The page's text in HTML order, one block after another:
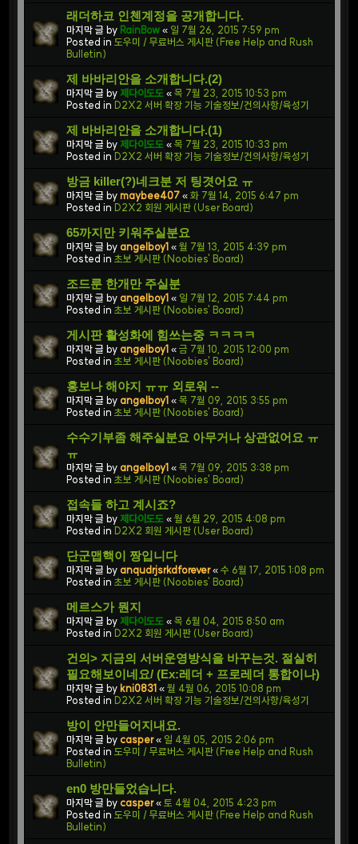
래더하코 인첸계정을 공개합니다.
마지막 글 by RainBow « 일 7월 26, 2015 7:59 pm
Posted in 도우미 / 무료버스 게시판 (Free Help and Rush
Bulletin)
제 바바리안을 소개합니다.(2)
마지막 글 by 제다이도도 « 목 7월 23, 2015 10:53 pm
Posted in D2X2 서버 확장 기능 기술정보/건의사항/육성기
제 바바리안을 소개합니다.(1)
마지막 글 by 제다이도도 « 목 7월 23, 2015 10:33 pm
Posted in D2X2 서버 확장 기능 기술정보/건의사항/육성기
방금 killer(?)네크분 저 팅겻어요 ㅠ
마지막 글 by maybee407 « 화 7월 14, 2015 6:47 pm
Posted in D2X2 회원 게시판 (User Board)
65까지만 키워주실분요
마지막 글 by angelboy1 « 월 7월 13, 2015 4:39 pm
Posted in 초보 게시판 (Noobies' Board)
조드룬 한개만 주실분
마지막 글 by angelboy1 « 일 7월 12, 2015 7:44 pm
Posted in 초보 게시판 (Noobies' Board)
게시판 활성화에 힘쓰는중 ㅋㅋㅋㅋ
마지막 글 by angelboy1 « 금 7월 10, 2015 12:00 pm
Posted in 초보 게시판 (Noobies' Board)
홍보나 해야지 ㅠㅠ 외로워 --
마지막 글 by angelboy1 « 목 7월 09, 2015 3:55 pm
Posted in 초보 게시판 (Noobies' Board)
수수기부좀 해주실분요 아무거나 상관없어요 ㅠ
ㅠ
마지막 글 by angelboy1 « 목 7월 09, 2015 3:38 pm
Posted in 초보 게시판 (Noobies' Board)
접속들 하고 계시죠?
마지막 글 by 제다이도도 « 월 6월 29, 2015 4:08 pm
Posted in D2X2 회원 게시판 (User Board)
단군맵핵이 짱입니다
마지막 글 by anqudrjsrkdforever« 수 6월 17, 2015 1:08 pm
Posted in 초보 게시판 (Noobies' Board)
메르스가 뭔지
마지막 글 by 제다이도도 « 목 6월 04, 2015 8:50 am
Posted in D2X2 회원 게시판 (User Board)
건의> 지금의 서버운영방식을 바꾸는것. 절실히
필요해보이네요/ (Ex:레더 + 프로레더 통합이나)
마지막 글 by kni0831 « 월 4월 06, 2015 10:08 pm
Posted in D2X2 서버 확장 기능 기술정보/건의사항/육성기
방이 안만들어지내요.
마지막 글 by casper« 일 4월 05, 2015 2:06 pm
Posted in 도우미 / 무료버스 게시판 (Free Help and Rush
Bulletin)
en0 방만들었습니다.
마지막 글 by casper« 토 4월 04, 2015 4:23 pm
Posted in 도우미 / 무료버스 게시판 (Free Help and Rush
Bulletin)